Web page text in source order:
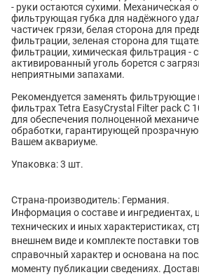
- руки остаются сухими. Механическая
фильтрующая губка для надёжного
частичек грязи, белая сторона для
фильтрации, зеленая сторона для
фильтрации, химическая фильтрация -
активированный уголь борется с
неприятными запахами.
Рекомендуется заменять фильтрующие
фильтрах Tetra EasyCrystal Filter pack C
для обеспечения полноценной
обработки, гарантирующей
Вашем аквариуме.
Упаковка: 3 шт.
Страна-производитель: Германия.
Информация о составе и ингредиентах,
технических и иных характеристиках,
внешнем виде и комплекте поставки
справочный характер и основана на
моменту публикации сведениях.